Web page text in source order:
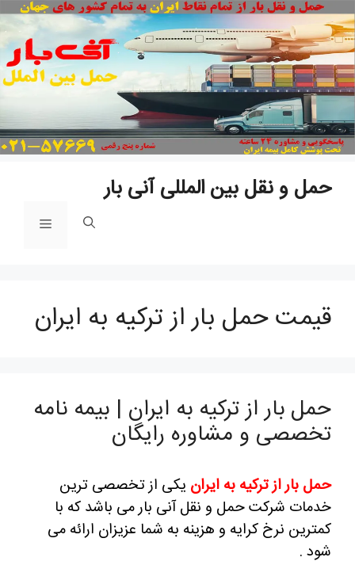
پرش
به
و نقل بین المللی آنی بار
فهرست
حمل بار از ترکیه به ایران
بار از ترکیه به ایران | بیمه نامه
و مشاوره رایگان
بار از ترکیهبه ایرانیکی از تخصصی ترین
شرکت حمل و نقل آنی بار می باشد که با
نرخ کرایه و هزینه به شما عزیزان ارائه می
.